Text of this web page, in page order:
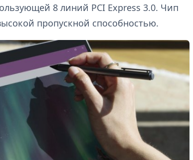
8 линий PCI Express 3.0. Чип
пропускной способностью.